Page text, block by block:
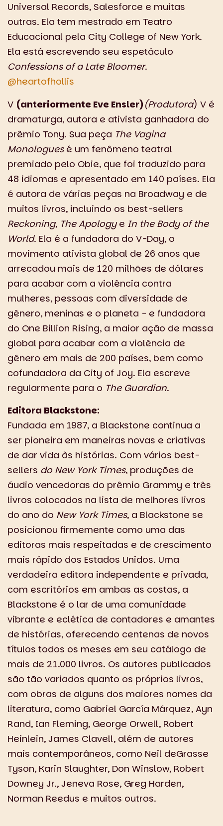
Universal Records, Salesforce e muitas
outras. Ela tem mestrado em Teatro
Educacional pela City College of New York.
Ela está escrevendo seu espetáculo
Confessions of a Late Bloomer.
@heartofhollis
V (anteriormente Eve Ensler) (Produtora) V é
dramaturga, autora e ativista ganhadora do
prêmio Tony. Sua peça The Vagina
Monologuesé um fenômeno teatral
premiado pelo Obie, que foi traduzido para
48 idiomas e apresentado em 140 países. Ela
é autora de várias peças na Broadway e de
muitos livros, incluindo os best-sellers
Reckoning, The Apologye In the Body of the
World. Ela é a fundadora do V-Day, o
movimento ativista global de 26 anos que
arrecadou mais de 120 milhões de dólares
para acabar com a violência contra
mulheres, pessoas com diversidade de
gênero, meninas e o planeta - e fundadora
do One Billion Rising, a maior ação de massa
global para acabar com a violência de
gênero em mais de 200 países, bem como
cofundadora da City of Joy. Ela escreve
regularmente para o The Guardian.
Editora Blackstone:
Fundada em 1987, a Blackstone continua a
ser pioneira em maneiras novas e criativas
de dar vida às histórias. Com vários best-
sellers do New York Times, produções de
áudio vencedoras do prêmio Grammy e três
livros colocados na lista de melhores livros
do ano do New York Times, a Blackstone se
posicionou firmemente como uma das
editoras mais respeitadas e de crescimento
mais rápido dos Estados Unidos. Uma
verdadeira editora independente e privada,
com escritórios em ambas as costas, a
Blackstone é o lar de uma comunidade
vibrante e eclética de contadores e amantes
de histórias, oferecendo centenas de novos
títulos todos os meses em seu catálogo de
mais de 21.000 livros. Os autores publicados
são tão variados quanto os próprios livros,
com obras de alguns dos maiores nomes da
literatura, como Gabriel García Márquez, Ayn
Rand, Ian Fleming, George Orwell, Robert
Heinlein, James Clavell, além de autores
mais contemporâneos, como Neil deGrasse
Tyson, Karin Slaughter, Don Winslow, Robert
Downey Jr., Jeneva Rose, Greg Harden,
Norman Reedus e muitos outros.